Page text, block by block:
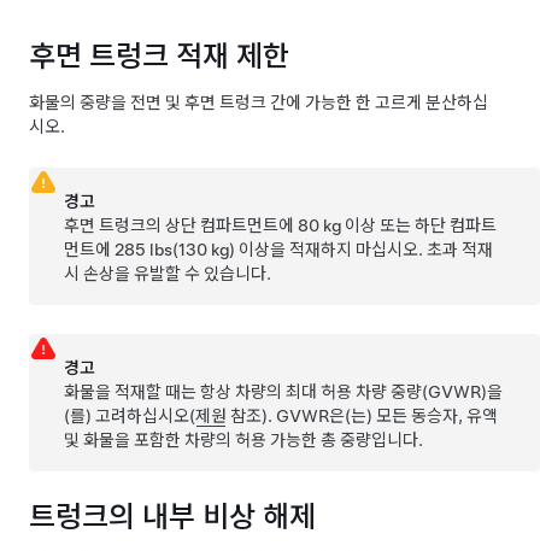
후면 트렁크 적재 제한
화물의 중량을 전면 및 후면 트렁크 간에 가능한 한 고르게 분산하십
시오.
경고
후면 트렁크의 상단 컴파트먼트에80 kg 이상 또는 하단 컴파트
먼트에 285 lbs(130 kg) 이상을 적재하지 마십시오. 초과 적재
시 손상을 유발할 수 있습니다.
경고
화물을 적재할 때는 항상 차량의최대 허용 차량 중량(GVWR)을
(를) 고려하십시오(제원 참조). GVWR은(는) 모든 동승자, 유액
및 화물을 포함한 차량의 허용 가능한 총 중량입니다.
트렁크의 내부 비상 해제